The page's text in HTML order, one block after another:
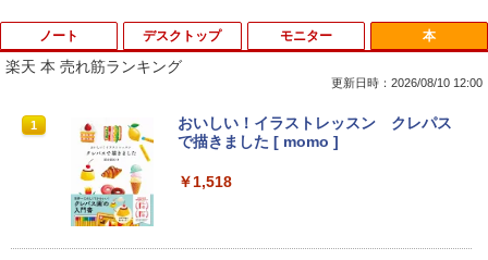
ノート
1
【1500円OFFクーポン】L.I.B ノートパ
ソコン ノートPC 新品 Microsoft Office
第13世代 Intel N150 最大メモリ16GB 最
デスクトップ
1
中古パソコン 一体型 富士通 ESPRIMO F
H52/S FMVF52SW Windows10 Celeron
ンチ Office付き DVD Webカメラ 無線L
モニター
1
モバイルモニター HAILESI 12.3インチ
2.4K 2400x1600 Switch2ドック不要 OT
100％sRGB広色域 HDR 380nit IPSパネ
本
楽天 本 売れ筋ランキング
更新日時：2026/08/10 12:00
1
おいしい！イラストレッスン クレパス
で描きました [ momo ]
￥1,518